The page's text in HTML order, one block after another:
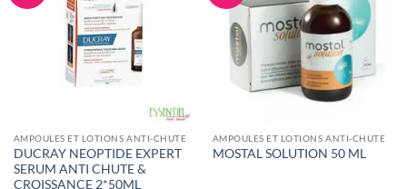
AMPOULES ET LOTIONS ANTI-CHUTE
DUCRAY NEOPTIDE EXPERT
SERUM ANTI CHUTE &
CROISSANCE 2*50ML
AMPOULES ET LOTIONS ANTI-CHUTE
MOSTAL SOLUTION 50 ML